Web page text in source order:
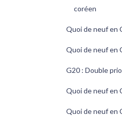
coréen
Quoi de neuf en
Quoi de neuf en
G20 : Double
Quoi de neuf en
Quoi de neuf en